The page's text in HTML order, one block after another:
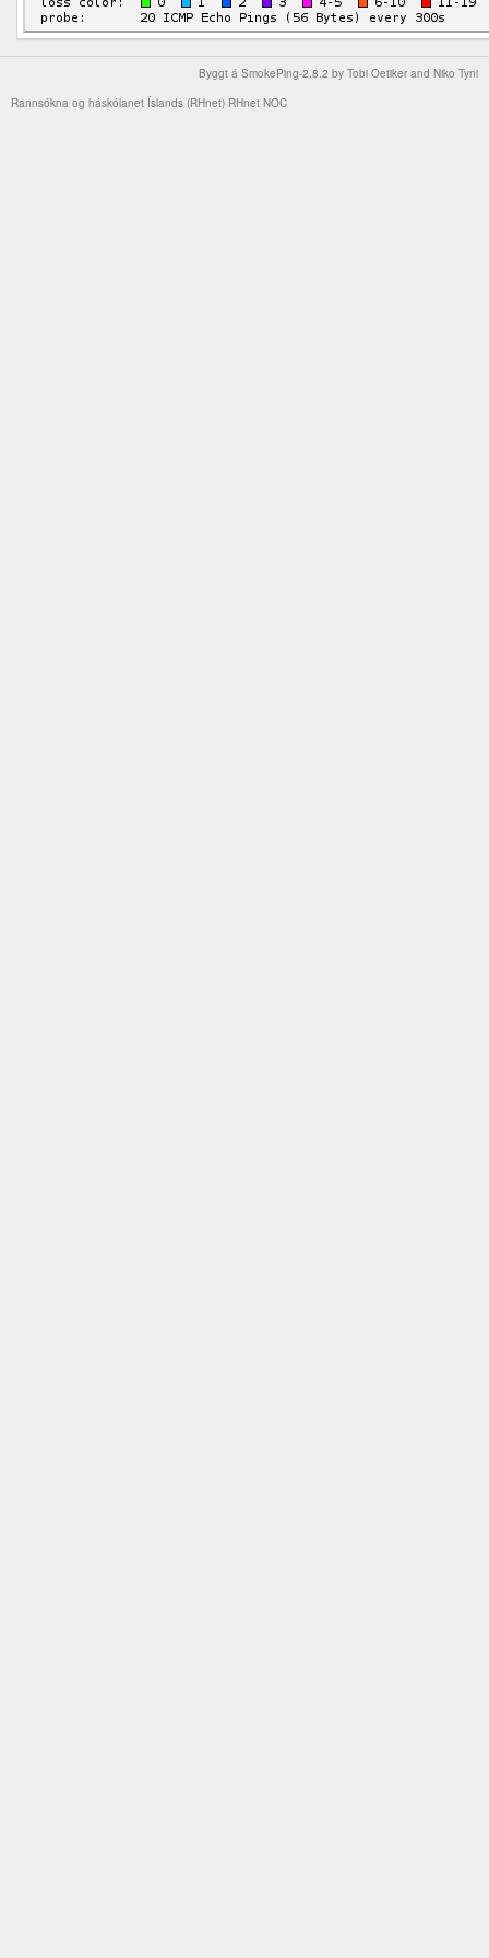
Byggt á SmokePing-2.8.2 by Tobi Oetiker and Niko Tyni
Rannsókna og háskólanet Íslands (RHnet) RHnet NOC